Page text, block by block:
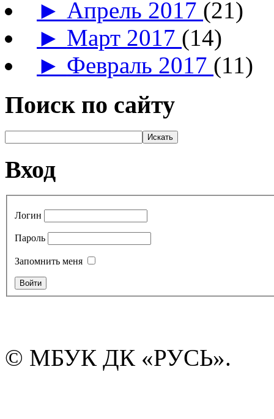
► Апрель 2017 (21)
► Март 2017 (14)
► Февраль 2017 (11)
Поиск по сайту
Вход
Логин
Пароль
Запомнить меня
© МБУК ДК «РУСЬ».